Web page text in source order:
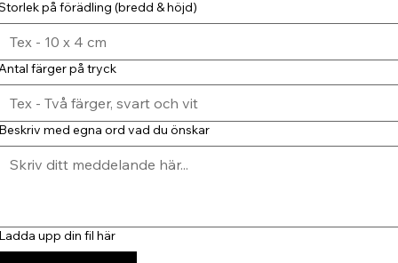
på förädling (bredd & höjd)
färger på tryck
med egna ord vad du önskar
upp din fil här